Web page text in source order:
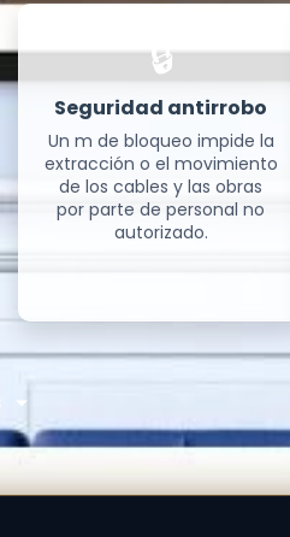
🔒
Seguridad antirrobo
Un m de bloqueo impide la
extracción o el movimiento
de los cables y las obras
por parte de personal no
autorizado.